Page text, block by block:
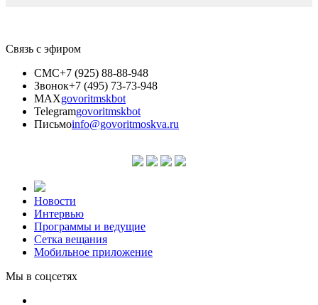
Связь с эфиром
СМС+7 (925) 88-88-948
Звонок+7 (495) 73-73-948
MAXgovoritmskbot
Telegramgovoritmskbot
Письмоinfo@govoritmoskva.ru
Новости
Интервью
Программы и ведущие
Сетка вещания
Мобильное приложение
Мы в соцсетях